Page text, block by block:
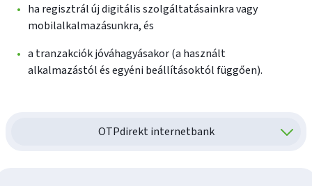
ha regisztrál új digitális szolgáltatásainkra vagy
mobilalkalmazásunkra, és
a tranzakciók jóváhagyásakor (a használt
alkalmazástól és egyéni beállításoktól függően).
OTPdirekt internetbank